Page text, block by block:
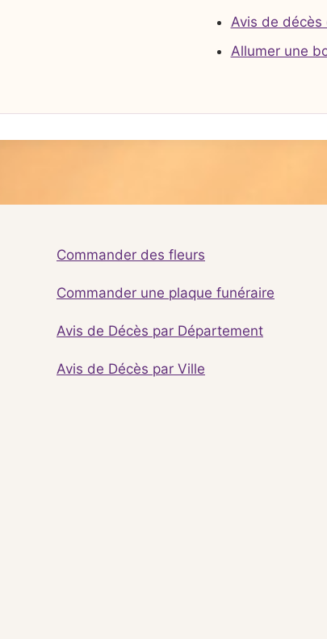
Avis de
Allumer une
Commander des fleurs
Commander une plaque funéraire
Avis de Décès par Département
Avis de Décès par Ville